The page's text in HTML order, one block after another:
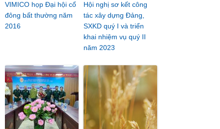
VIMICO họp Đại hội cổ
đông bất thường năm
2016
Hội nghị sơ kết công
tác xây dựng Đảng,
SXKD quý I và triển
khai nhiệm vụ quý II
năm 2023